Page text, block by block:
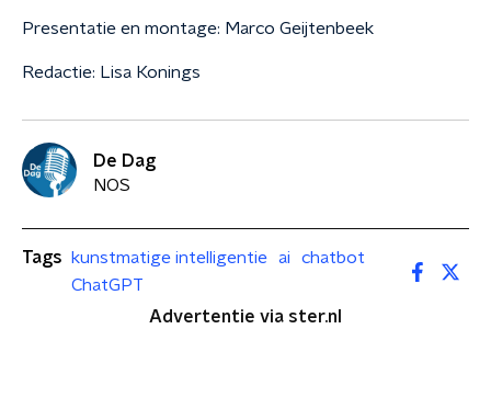
Presentatie en montage: Marco Geijtenbeek
Redactie: Lisa Konings
De Dag
NOS
Tags kunstmatige intelligentie ai
chatbot
ChatGPT
Advertentie via ster.nl